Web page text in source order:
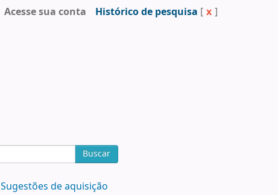
Acesse sua conta Histórico de pesquisa [ x ]
Buscar
Sugestões de aquisição